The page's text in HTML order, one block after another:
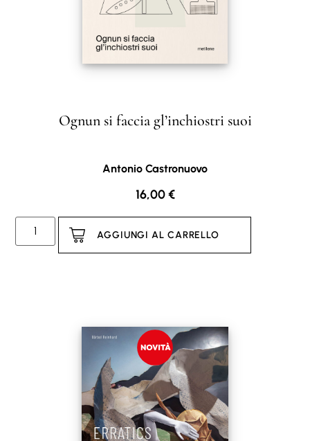
Ognun si faccia gl’inchiostri suoi
Antonio Castronuovo
16,00€
AGGIUNGI AL CARRELLO